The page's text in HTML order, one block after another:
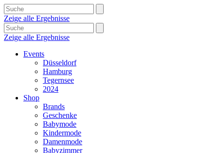
Zeige alle Ergebnisse
Zeige alle Ergebnisse
Events
Düsseldorf
Hamburg
Tegernsee
2024
Shop
Brands
Geschenke
Babymode
Kindermode
Damenmode
Babyzimmer